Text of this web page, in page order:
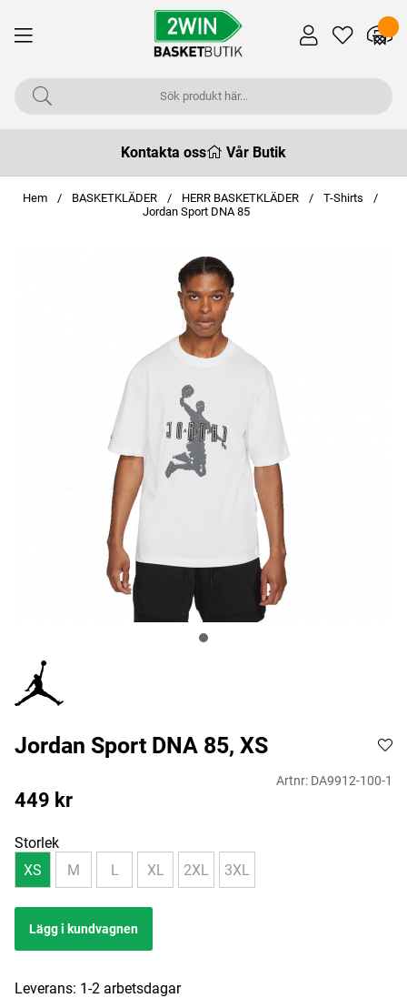
Kontakta oss Vår Butik
Hem BASKETKLÄDER HERR BASKETKLÄDER
T-Shirts
Jordan Sport DNA 85
Jordan Sport DNA 85, XS
Artnr: DA9912-100-1
449 kr
Storlek
XS
M L XL 2XL 3XL
Lägg i kundvagnen
Leverans: 1-2 arbetsdagar